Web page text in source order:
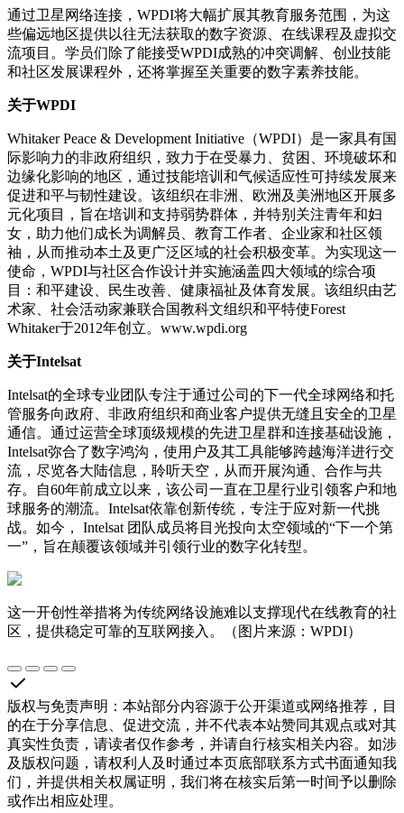
通过卫星网络连接，WPDI将大幅扩展其教育服务范围，为这
些偏远地区提供以往无法获取的数字资源、在线课程及虚拟交
流项目。学员们除了能接受WPDI成熟的冲突调解、创业技能
和社区发展课程外，还将掌握至关重要的数字素养技能。
关于WPDI
Whitaker Peace & Development Initiative（WPDI）是一家具有国
际影响力的非政府组织，致力于在受暴力、贫困、环境破坏和
边缘化影响的地区，通过技能培训和气候适应性可持续发展来
促进和平与韧性建设。该组织在非洲、欧洲及美洲地区开展多
元化项目，旨在培训和支持弱势群体，并特别关注青年和妇
女，助力他们成长为调解员、教育工作者、企业家和社区领
袖，从而推动本土及更广泛区域的社会积极变革。为实现这一
使命，WPDI与社区合作设计并实施涵盖四大领域的综合项
目：和平建设、民生改善、健康福祉及体育发展。该组织由艺
术家、社会活动家兼联合国教科文组织和平特使Forest
Whitaker于2012年创立。www.wpdi.org
关于Intelsat
Intelsat的全球专业团队专注于通过公司的下一代全球网络和托
管服务向政府、非政府组织和商业客户提供无缝且安全的卫星
通信。通过运营全球顶级规模的先进卫星群和连接基础设施，
Intelsat弥合了数字鸿沟，使用户及其工具能够跨越海洋进行交
流，尽览各大陆信息，聆听天空，从而开展沟通、合作与共
存。自60年前成立以来，该公司一直在卫星行业引领客户和地
球服务的潮流。Intelsat依靠创新传统，专注于应对新一代挑
战。如今， Intelsat 团队成员将目光投向太空领域的“下一个第
一”，旨在颠覆该领域并引领行业的数字化转型。
这一开创性举措将为传统网络设施难以支撑现代在线教育的社
区，提供稳定可靠的互联网接入。（图片来源：WPDI）
版权与免责声明 ： 本站部分内容源于公开渠道或网络推荐，目
的在于分享信息、促进交流，并不代表本站赞同其观点或对其
真实性负责，请读者仅作参考，并请自行核实相关内容。如涉
及版权问题，请权利人及时通过本页底部联系方式书面通知我
们，并提供相关权属证明，我们将在核实后第一时间予以删除
或作出相应处理。